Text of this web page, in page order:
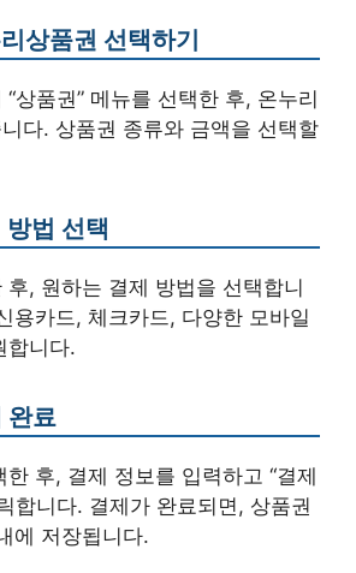
상품권 선택하기
상품권” 메뉴를 선택한 후, 온누리
다. 상품권 종류와 금액을 선택할
법 선택
후, 원하는 결제 방법을 선택합니
용카드, 체크카드, 다양한 모바일
합니다.
완료
후, 결제 정보를 입력하고 “결제
합니다. 결제가 완료되면, 상품권
에 저장됩니다.